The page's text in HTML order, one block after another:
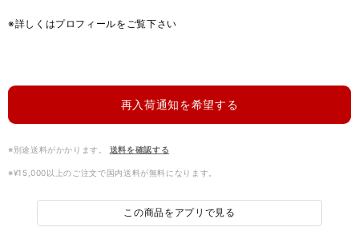
※詳しくはプロフィールをご覧下さい
再入荷通知を希望する
※別途送料がかかります。 送料を確認する
※¥15,000以上のご注文で国内送料が無料になります。
この商品をアプリで見る